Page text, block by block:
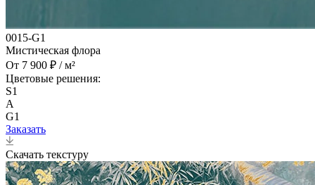
0015-G1
Мистическая флора
От 7 900 ₽ / м²
Цветовые решения:
S1
A
G1
Заказать
Скачать текстуру